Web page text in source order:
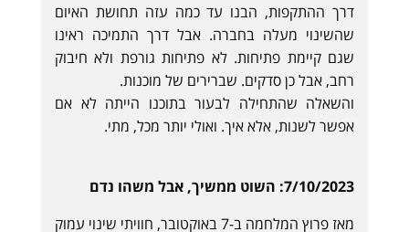
דרך ההתקפות, הבנו עד כמה עזה תחושת האיום
שהשינוי מעלה בחברה. אבל דרך התמיכה ראינו
שגם קיימת פתיחות. לא פתיחות גורפת ולא חיבוק
רחב, אבל כן סדקים. שברירים של מוכנות.
והשאלה שהתחילה לבעור בתוכנו הייתה לא אם
אפשר לשנות, אלא איך. ואולי יותר מכל, מתי.
7/10/2023: השוט ממשיך, אבל משהו נדם
מאז פרוץ המלחמה ב-7 באוקטובר, חוויתי שינוי עמוק